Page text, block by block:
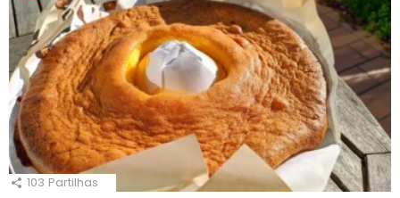
103 Partilhas